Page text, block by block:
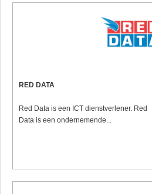
RED DATA
Red Data is een ICT dienstverlener. Red
Data is een ondernemende...